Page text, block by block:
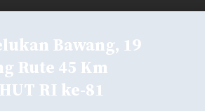
Bawang, 19
Rute 45 Km
RI ke-81